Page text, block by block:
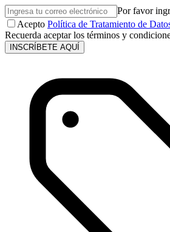
Por favor
Acepto Política de Tratamiento de
Recuerda aceptar los términos y
INSCRÍBETE AQUÍ